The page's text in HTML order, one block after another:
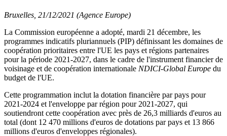
Bruxelles, 21/12/2021 (Agence Europe)
La Commission européenne a adopté, mardi 21 décembre, les
programmes indicatifs pluriannuels (PIP) définissant les domaines de
coopération prioritaires entre l'UE les pays et régions partenaires
pour la période 2021-2027, dans le cadre de l'instrument financier de
voisinage et de coopération internationale NDICI-Global Europe du
budget de l'UE.
Cette programmation inclut la dotation financière par pays pour
2021-2024 et l'enveloppe par région pour 2021-2027, qui
soutiendront cette coopération avec près de 26,3 milliards d'euros au
total (dont 12 470 millions d'euros de dotations par pays et 13 866
millions d'euros d'enveloppes régionales).